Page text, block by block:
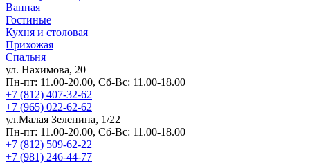
Ванная
Гостиные
Кухня и столовая
Прихожая
Спальня
ул. Нахимова, 20
Пн-пт: 11.00-20.00, Сб-Вс: 11.00-18.00
+7 (812) 407-32-62
+7 (965) 022-62-62
ул.Малая Зеленина, 1/22
Пн-пт: 11.00-20.00, Сб-Вс: 11.00-18.00
+7 (812) 509-62-22
+7 (981) 246-44-77